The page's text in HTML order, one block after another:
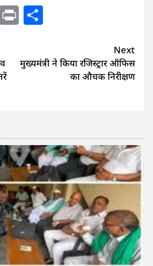
LinkedIn
Print
Next
मुख्यमंत्री ने किया रजिस्ट्रार ऑफिस
का औचक निरीक्षण